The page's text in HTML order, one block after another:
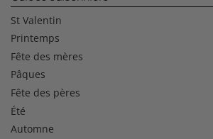
St Valentin
Printemps
Fête des mères
Pâques
Fête des pères
Été
Automne